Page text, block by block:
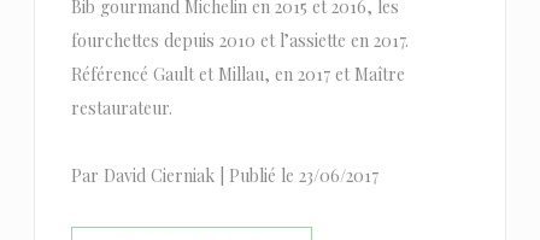
Bib gourmand Michelin en 2015 et 2016, les
fourchettes depuis 2010 et l’assiette en 2017.
Référencé Gault et Millau, en 2017 et Maître
restaurateur.
Par David Cierniak | Publié le 23/06/2017